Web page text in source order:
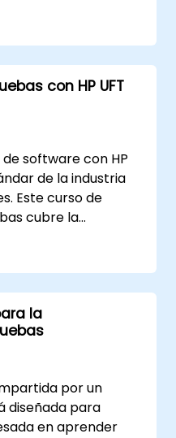
con HP UFT
software con HP
de la industria
Este curso de
cubre la
reutilizables,
web y validación de
prácticos. Aprenda
manuales en
utilizar
para flujos de
de grado
regresión.
la
por un
diseñada para
en aprender